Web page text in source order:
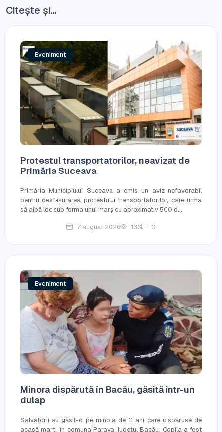
Citește și...
Eveniment
Protestul transportatorilor, neavizat de
Primăria Suceava
Primăria Municipiului Suceava a emis un aviz nefavorabil
pentru desfășurarea protestului transportatorilor, care urma
să aibă loc sub forma unui marș cu aproximativ 500 d...
7 august 2026 136 0
Eveniment
Minora dispărută în Bacău, găsită într-un
dulap
Salvatorii au găsit-o pe minora de 11 ani care dispăruse de
acasă marți, în comuna Parava, județul Bacău. Copila a fost